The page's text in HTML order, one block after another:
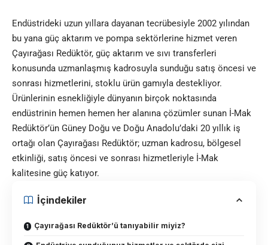
Endüstrideki uzun yıllara dayanan tecrübesiyle 2002 yılından
bu yana güç aktarım ve pompa sektörlerine hizmet veren
Çayırağası Redüktör, güç aktarım ve sıvı transferleri
konusunda uzmanlaşmış kadrosuyla sunduğu satış öncesi ve
sonrası hizmetlerini, stoklu ürün gamıyla destekliyor.
Ürünlerinin esnekliğiyle dünyanın birçok noktasında
endüstrinin hemen hemen her alanına çözümler sunan İ-Mak
Redüktör’ün Güney Doğu ve Doğu Anadolu’daki 20 yıllık iş
ortağı olan Çayırağası Redüktör; uzman kadrosu, bölgesel
etkinliği, satış öncesi ve sonrası hizmetleriyle İ-Mak
kalitesine güç katıyor.
İçindekiler
Çayırağası Redüktör’ü tanıyabilir miyiz?